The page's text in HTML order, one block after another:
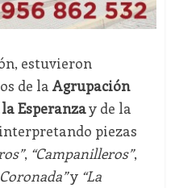
estuvieron
de la Agrupación
Esperanzay de la
piezas
, “Campanilleros”,
y “La